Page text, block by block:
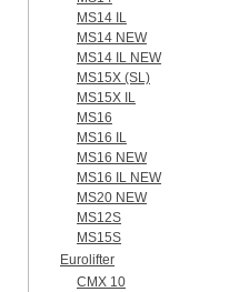
MS14 IL
MS14 NEW
MS14 IL NEW
MS15X (SL)
MS15X IL
MS16
MS16 IL
MS16 NEW
MS16 IL NEW
MS20 NEW
MS12S
MS15S
Eurolifter
CMX 10